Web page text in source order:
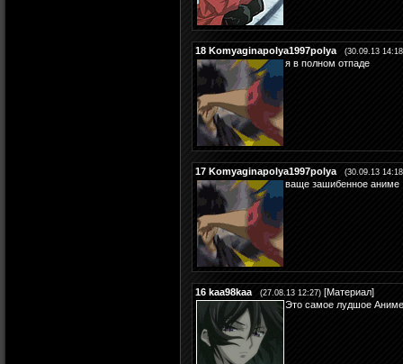
18 Komyaginapolya1997polya (30.09.13
я в полном отпаде
17 Komyaginapolya1997polya (30.09.13
ваще зашибенное аниме
16 kaa98kaa (27.08.13 12:27) [Материал]
Это самое лудшое